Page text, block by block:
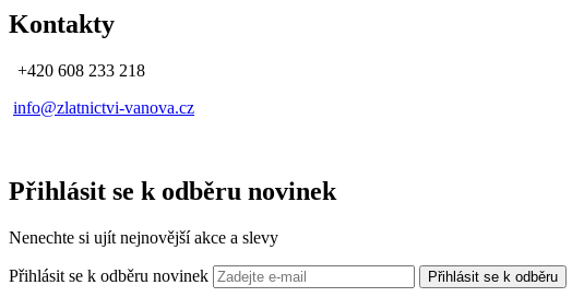
Kontakty
+420 608 233 218
info@zlatnictvi-vanova.cz
Přihlásit se k odběru novinek
Nenechte si ujít nejnovější akce a slevy
Přihlásit se k odběru novinek Přihlásit se k odběru